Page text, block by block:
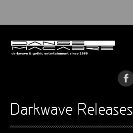
NEWS
INFO
Darkwave Releases